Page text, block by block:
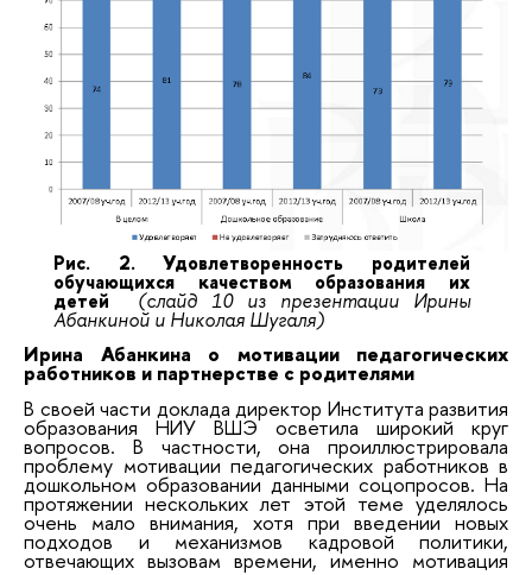
Рис. 2. Удовлетворенность родителей
обучающихся качеством образования их
детей (слайд 10 из презентации Ирины
Абанкиной и Николая Шугаля)
Ирина Абанкина о мотивации педагогических
работников и партнерстве с родителями
В своей части доклада директор Института развития
образования НИУ ВШЭ осветила широкий круг
вопросов. В частности, она проиллюстрировала
проблему мотивации педагогических работников в
дошкольном образовании данными соцопросов. На
протяжении нескольких лет этой теме уделялось
очень мало внимания, хотя при введении новых
подходов и механизмов кадровой политики,
отвечающих вызовам времени, именно мотивация